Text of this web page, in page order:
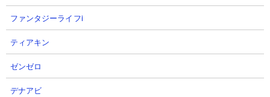
ファンタジーライフi
ティアキン
ゼンゼロ
デナアビ